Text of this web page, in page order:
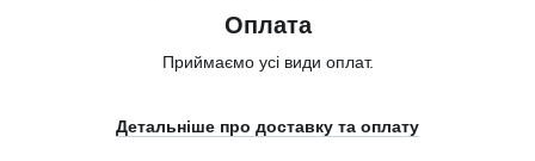
Оплата
Приймаємо усі види оплат.
Детальніше про доставку та оплату